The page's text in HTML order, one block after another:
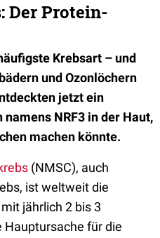
Der Protein-
Krebsart – und
und Ozonlöchern
jetzt ein
NRF3 in der Haut,
machen könnte.
(NMSC), auch
ist weltweit die
jährlich 2 bis 3
Hauptursache für die